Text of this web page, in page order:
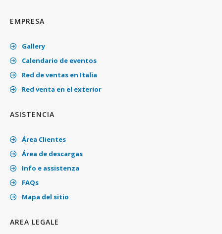
EMPRESA
Gallery
Calendario de eventos
Red de ventas en Italia
Red venta en el exterior
ASISTENCIA
Área Clientes
Área de descargas
Info e assistenza
FAQs
Mapa del sitio
AREA LEGALE